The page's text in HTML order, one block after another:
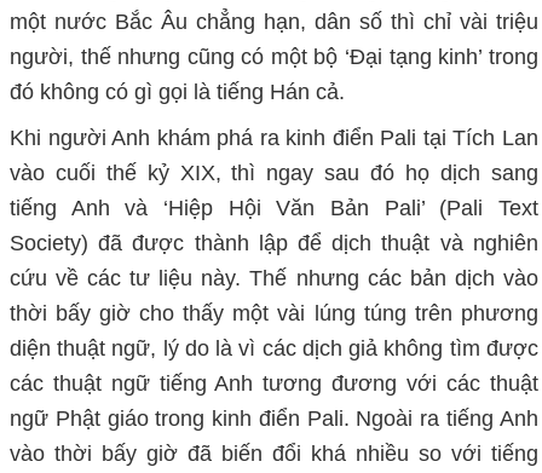
một nước Bắc Âu chẳng hạn, dân số thì chỉ vài triệu
người, thế nhưng cũng có một bộ ‘Đại tạng kinh’ trong
đó không có gì gọi là tiếng Hán cả.
Khi người Anh khám phá ra kinh điển Pali tại Tích Lan
vào cuối thế kỷ XIX, thì ngay sau đó họ dịch sang
tiếng Anh và ‘Hiệp Hội Văn Bản Pali’ (Pali Text
Society) đã được thành lập để dịch thuật và nghiên
cứu về các tư liệu này. Thế nhưng các bản dịch vào
thời bấy giờ cho thấy một vài lúng túng trên phương
diện thuật ngữ, lý do là vì các dịch giả không tìm được
các thuật ngữ tiếng Anh tương đương với các thuật
ngữ Phật giáo trong kinh điển Pali. Ngoài ra tiếng Anh
vào thời bấy giờ đã biến đổi khá nhiều so với tiếng